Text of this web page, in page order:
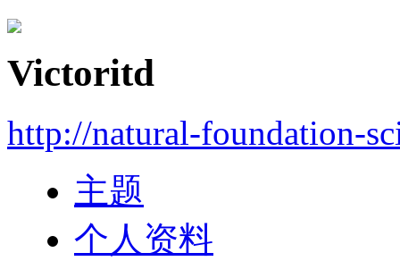
Victoritd
http://natural-foundation-
主题
个人资料